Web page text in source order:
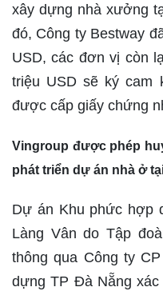
xây dựng nhà xưởng
đó, Công ty Bestway
USD, các đơn vị còn
triệu USD sẽ ký cam
được cấp giấy chứng
Vingroup được phép
phát triển dự án nhà ở
Dự án Khu phức hợp
Làng Vân do Tập
thông qua Công ty
dựng TP Đà Nẵng xác